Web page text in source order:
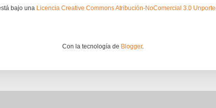
bajo una Licencia Creative Commons Atribución-NoComercial 3.0
Con la tecnología de Blogger.